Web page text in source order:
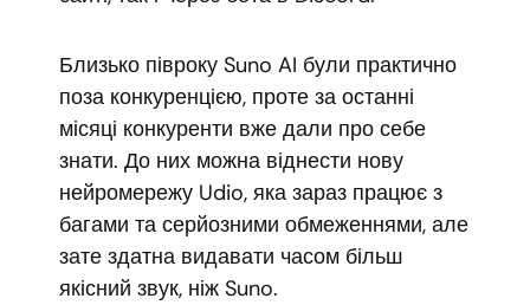
Близько півроку Suno AI були практично
поза конкуренцією, проте за останні
місяці конкуренти вже дали про себе
знати. До них можна віднести нову
нейромережу Udio, яка зараз працює з
багами та серйозними обмеженнями, але
зате здатна видавати часом більш
якісний звук, ніж Suno.